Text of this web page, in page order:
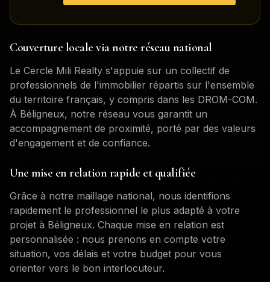
Couverture locale via notre réseau national
Le Cercle Mili Realty s'appuie sur un collectif de
professionnels de l'immobilier répartis sur l'ensemble
du territoire français, y compris dans les DROM-COM.
À Béligneux, notre réseau vous garantit un
accompagnement de proximité, porté par des valeurs
d'engagement et de confiance.
Une mise en relation rapide et qualifiée
Grâce à notre maillage national, nous identifions
rapidement le professionnel le plus adapté à votre
projet à Béligneux. Chaque mise en relation est
personnalisée : nous prenons en compte votre
situation, vos délais et votre budget pour vous
orienter vers le bon interlocuteur.